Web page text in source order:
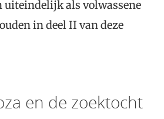
uiteindelijk als volwassene
in deel II van deze
en de zoektocht